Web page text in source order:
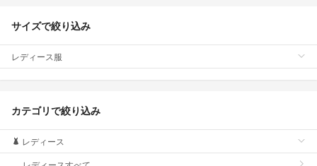
サイズで絞り込み
レディース服
カテゴリで絞り込み
レディース